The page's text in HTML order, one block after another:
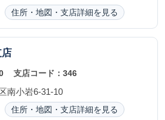
住所・地図・支店詳細を見る
支店コード：346
南小岩6-31-10
住所・地図・支店詳細を見る